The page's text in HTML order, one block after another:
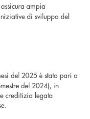
ampia
di sviluppo del
del 2025 è stato pari a
del 2024), in
creditizia legata